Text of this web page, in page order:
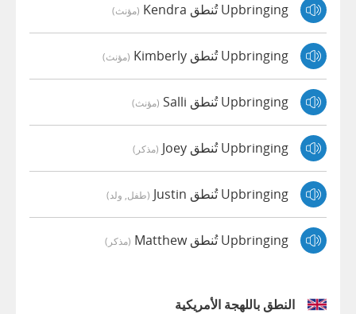
Upbringing تُنطق Kendra (مؤنث)
Upbringing تُنطق Kimberly (مؤنث)
Upbringing تُنطق Salli (مؤنث)
Upbringing تُنطق Joey (مذكر)
Upbringing تُنطق Justin (طفل, ولد)
Upbringing تُنطق Matthew (مذكر)
النطق باللهجة الأمريكية